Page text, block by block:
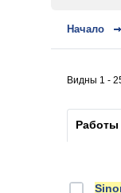
Начало
Видны 1 -
Работы